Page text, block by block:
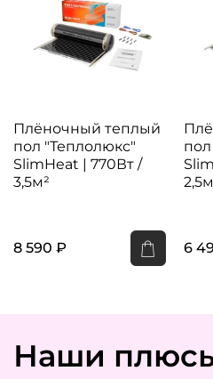
Плёночный теплый
пол "Теплолюкс"
SlimHeat | 770Вт /
3,5м²
8 590 ₽ 6
Наши